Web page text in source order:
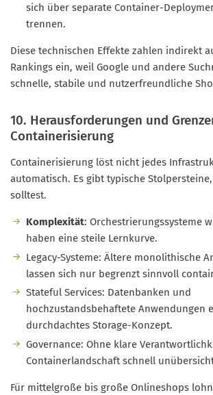
sich über separate Container-
trennen.
Diese technischen Effekte zahlen indirekt
Rankings ein, weil Google und andere
schnelle, stabile und nutzerfreundliche
10. Herausforderungen und
Containerisierung
Containerisierung löst nicht jedes
automatisch. Es gibt typische
solltest.
Komplexität: Orchestrierungssysteme
haben eine steile Lernkurve.
Legacy-Systeme: Ältere monolithische
lassen sich nur begrenzt sinnvoll
Stateful Services: Datenbanken und
hochzustandsbehaftete Anwendungen
durchdachtes Storage-Konzept.
Governance: Ohne klare
Containerlandschaft schnell
Für mittelgroße bis große Onlineshops